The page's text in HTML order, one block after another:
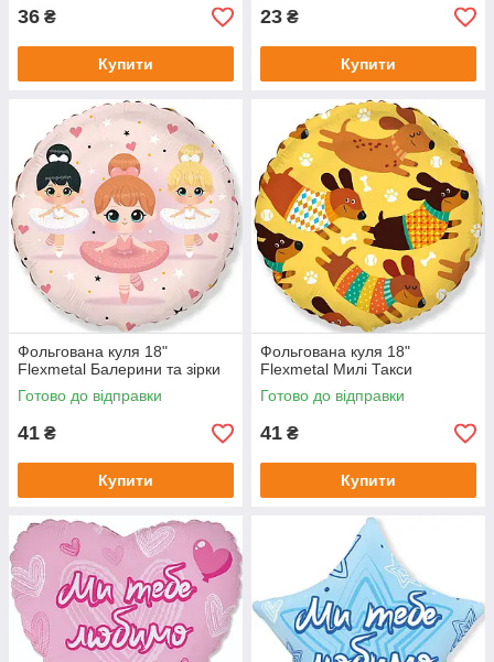
36 ₴
Купити
23 ₴
Купити
Фольгована куля 18"
Flexmetal Балерини та зірки
Готово до відправки
41 ₴
Купити
Фольгована куля 18"
Flexmetal Милі Такси
Готово до відправки
41 ₴
Купити